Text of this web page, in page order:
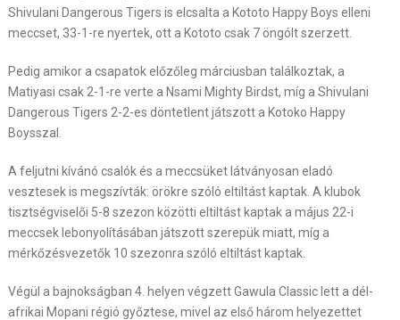
Shivulani Dangerous Tigers is elcsalta a Kototo Happy Boys elleni
meccset, 33-1-re nyertek, ott a Kototo csak 7 öngólt szerzett.
Pedig amikor a csapatok előzőleg márciusban találkoztak, a
Matiyasi csak 2-1-re verte a Nsami Mighty Birdst, míg a Shivulani
Dangerous Tigers 2-2-es döntetlent játszott a Kotoko Happy
Boysszal.
A feljutni kívánó csalók és a meccsüket látványosan eladó
vesztesek is megszívták: örökre szóló eltiltást kaptak. A klubok
tisztségviselői 5-8 szezon közötti eltiltást kaptak a május 22-i
meccsek lebonyolításában játszott szerepük miatt, míg a
mérkőzésvezetők 10 szezonra szóló eltiltást kaptak.
Végül a bajnokságban 4. helyen végzett Gawula Classic lett a dél-
afrikai Mopani régió győztese, mivel az első három helyezettet